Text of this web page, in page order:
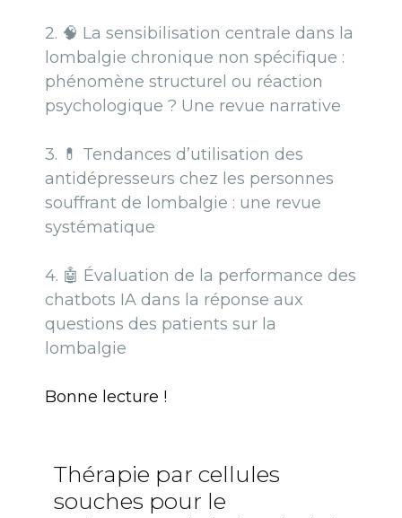
2. 🧠 La sensibilisation centrale dans la
lombalgie chronique non spécifique :
phénomène structurel ou réaction
psychologique ? Une revue narrative
3. 💊 Tendances d’utilisation des
antidépresseurs chez les personnes
souffrant de lombalgie : une revue
systématique
4. 🤖 Évaluation de la performance des
chatbots IA dans la réponse aux
questions des patients sur la
lombalgie
Bonne lecture !
Thérapie par cellules
souches pour le